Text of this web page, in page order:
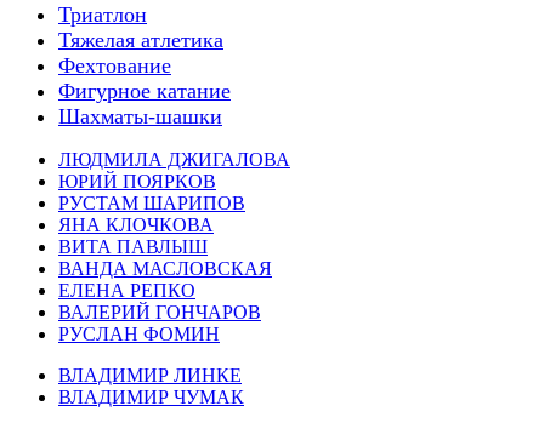
Триатлон
Тяжелая атлетика
Фехтование
Фигурное катание
Шахматы-шашки
ЛЮДМИЛА ДЖИГАЛОВА
ЮРИЙ ПОЯРКОВ
РУСТАМ ШАРИПОВ
ЯНА КЛОЧКОВА
ВИТА ПАВЛЫШ
ВАНДА МАСЛОВСКАЯ
ЕЛЕНА РЕПКО
ВАЛЕРИЙ ГОНЧАРОВ
РУСЛАН ФОМИН
ВЛАДИМИР ЛИНКЕ
ВЛАДИМИР ЧУМАК